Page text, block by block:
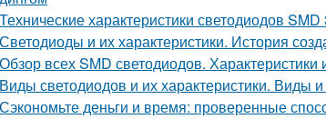
Технические характеристики светодиодов
Светодиоды и их характеристики. История
Обзор всех SMD светодиодов.
Виды светодиодов и их характеристики. Виды
Сэкономьте деньги и время: проверенные